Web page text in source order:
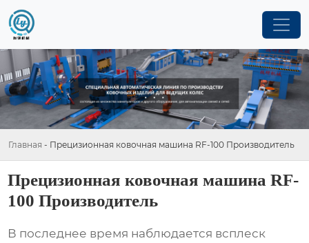
Главная - Прецизионная ковочная машина RF-100 Производитель
Прецизионная ковочная машина RF-
100 Производитель
В последнее время наблюдается всплеск